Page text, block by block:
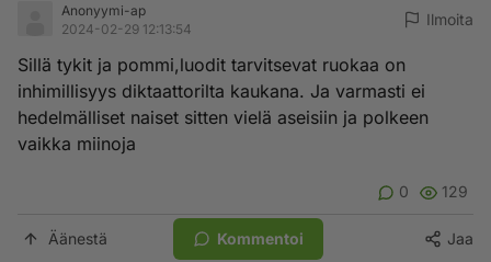
Anonyymi-ap
2024-02-29 12:13:54
Ilmoita
Sillä tykit ja pommi,luodit tarvitsevat ruokaa on
inhimillisyys diktaattorilta kaukana. Ja varmasti ei
hedelmälliset naiset sitten vielä aseisiin ja polkeen
vaikka miinoja
0 129
Äänestä Kommentoi Jaa